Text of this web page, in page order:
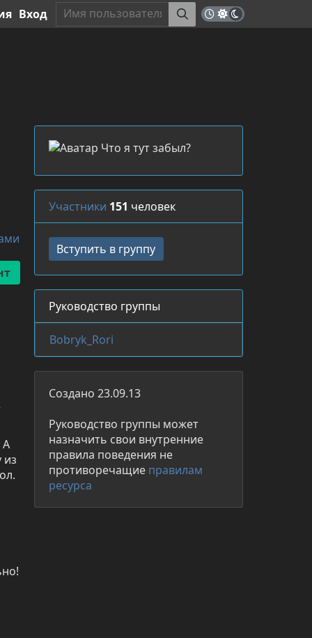
Вход
А
из
Участники 151 человек
Руководство группы
Bobryk_Rori
Создано 23.09.13
Руководство группы может
назначить свои внутренние
правила поведения не
противоречащие правилам
ресурса